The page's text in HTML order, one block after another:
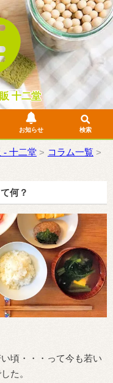
十二堂
お知らせ
ます！
検索
- 十二堂
コラム一覧
何？
頃・・・って今も若い
た。